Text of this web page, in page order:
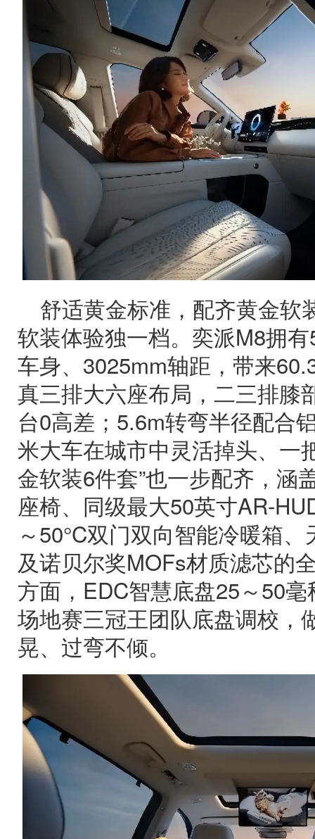
舒适黄金标准，配齐黄金软
软装体验独一档。奕派M8拥
车身、3025mm轴距，带来
真三排大六座布局，二三排膝
台0高差；5.6m转弯半径配合
米大车在城市中灵活掉头、一
金软装6件套”也一步配齐，涵
座椅、同级最大50英寸AR-
～50°C双门双向智能冷暖箱
及诺贝尔奖MOFs材质滤芯的
方面，EDC智慧底盘25～50
场地赛三冠王团队底盘调校，
晃、过弯不倾。